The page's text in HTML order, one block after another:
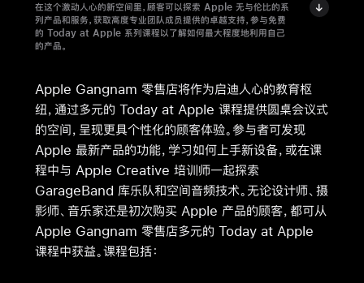
在这个激动人心的新空间里，顾客可以探索 Apple 无与伦比的系
列产品和服务，获取高度专业团队成员提供的卓越支持，参与免费
的 Today at Apple 系列课程以了解如何最大程度地利用自己
的产品。
Apple Gangnam 零售店将作为启迪人心的教育枢
纽，通过多元的 Today at Apple 课程提供圆桌会议式
的空间，呈现更具个性化的顾客体验。参与者可发现
Apple 最新产品的功能，学习如何上手新设备，或在课
程中与 Apple Creative 培训师一起探索
GarageBand 库乐队和空间音频技术。无论设计师、摄
影师、音乐家还是初次购买 Apple 产品的顾客，都可从
Apple Gangnam 零售店多元的 Today at Apple
课程中获益。课程包括：